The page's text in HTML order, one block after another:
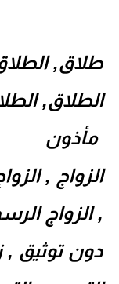
طلاق,
الطلاق,
مأذون
, الزواج
دون توثيق ,